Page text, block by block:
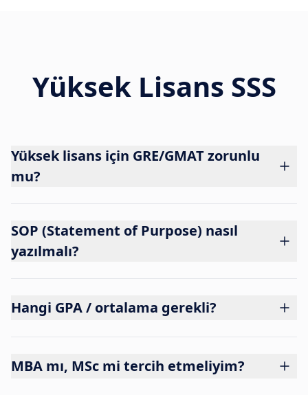
Yüksek Lisans SSS
Yüksek lisans için GRE/GMAT zorunlu
mu?
SOP (Statement of Purpose) nasıl
yazılmalı?
Hangi GPA / ortalama gerekli?
MBA mı, MSc mi tercih etmeliyim?